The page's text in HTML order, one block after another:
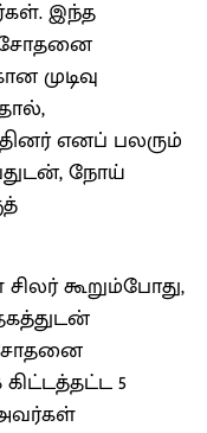
இந்த
முடிவு
எனப் பலரும்
நோய்
கூறும்போது,
5